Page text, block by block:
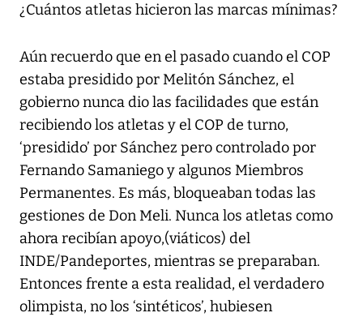
¿Cuántos atletas hicieron las marcas mínimas?
Aún recuerdo que en el pasado cuando el COP
estaba presidido por Melitón Sánchez, el
gobierno nunca dio las facilidades que están
recibiendo los atletas y el COP de turno,
‘presidido’ por Sánchez pero controlado por
Fernando Samaniego y algunos Miembros
Permanentes. Es más, bloqueaban todas las
gestiones de Don Meli. Nunca los atletas como
ahora recibían apoyo,(viáticos) del
INDE/Pandeportes, mientras se preparaban.
Entonces frente a esta realidad, el verdadero
olimpista, no los ‘sintéticos’, hubiesen